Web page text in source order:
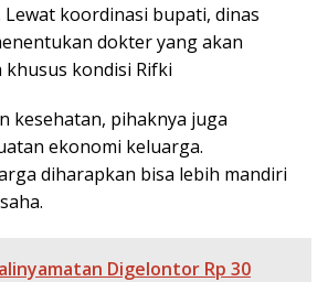
Lewat koordinasi bupati, dinas
dokter yang akan
khusus kondisi Rifki
kesehatan, pihaknya juga
ekonomi keluarga.
diharapkan bisa lebih mandiri
Digelontor Rp 30